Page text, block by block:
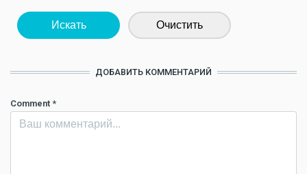
Искать Очистить
ДОБАВИТЬ КОММЕНТАРИЙ
Comment *